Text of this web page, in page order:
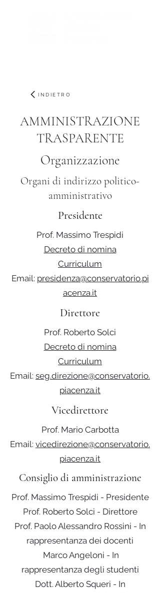
INDIETRO
AMMINISTRAZIONE
TRASPARENTE
Organizzazione
Organi di indirizzo politico-
amministrativo
Presidente
Prof. Massimo Trespidi
Decreto di nomina
Curriculum
Email: presidenza@conservatorio.pi
acenza.it
Direttore
Prof. Roberto Solci
Decreto di nomina
Curriculum
Email: seg.direzione@conservatorio.
piacenza.it
Vicedirettore
Prof. Mario Carbotta
Email: vicedirezione@conservatorio.
piacenza.it
Consiglio di amministrazione
Prof. Massimo Trespidi - Presidente
Prof. Roberto Solci - Direttore
Prof. Paolo Alessandro Rossini - In
rappresentanza dei docenti
Marco Angeloni - In
rappresentanza degli studenti
Dott. Alberto Squeri - In